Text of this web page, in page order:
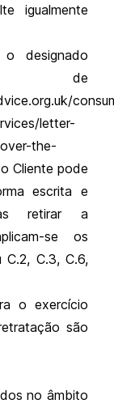
igualmente
designado
de
letter-
the-
Cliente pode
escrita e
retirar a
se os
C.3, C.6,
o exercício
são
no âmbito